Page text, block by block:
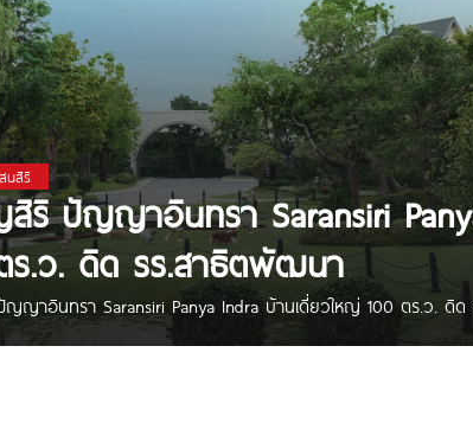
นสิริ
ริ ปัญญาอินทรา Saransiri
ร.ว. ดิด รร.สาธิตพัฒนา
ญาอินทรา Saransiri Panya Indra บ้านเดี่ยวใหญ่ 100 ตร.ว. ดิ
ปัญญาอินทรา บ้านเดี่ยวใหญ่ 100 ตร.ว. โครงการใหม่จาก แสนสิ